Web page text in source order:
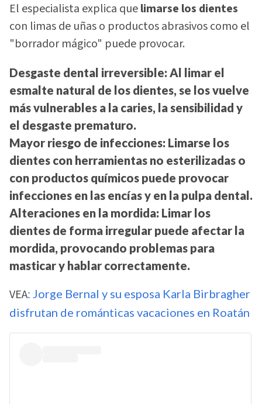
El especialista explica quelimarse los dientes
con limas de uñas o productos abrasivos como el
"borrador mágico" puede provocar.
Desgaste dental irreversible: Al limar el
esmalte natural de los dientes, se los vuelve
más vulnerables a la caries, la sensibilidad y
el desgaste prematuro.
Mayor riesgo de infecciones: Limarse los
dientes con herramientas no esterilizadas o
con productos químicos puede provocar
infecciones en las encías y en la pulpa dental.
Alteraciones en la mordida: Limar los
dientes de forma irregular puede afectar la
mordida, provocando problemas para
masticar y hablar correctamente.
VEA: Jorge Bernal y su esposa Karla Birbragher
disfrutan de románticas vacaciones en Roatán